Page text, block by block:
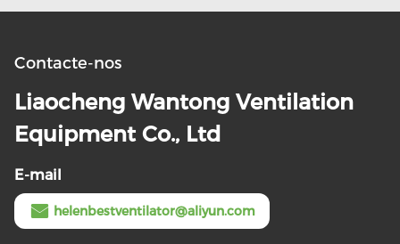
Contacte-nos
Liaocheng Wantong Ventilation
Equipment Co., Ltd
E-mail
helenbestventilator@aliyun.com